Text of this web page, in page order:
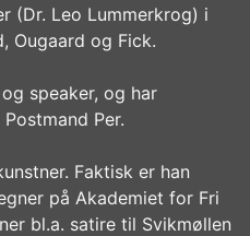
(Dr. Leo Lummerkrog) i
Ougaard og Fick.
speaker, og har
Per.
Faktisk er han
på Akademiet for Fri
bl.a. satire til Svikmøllen